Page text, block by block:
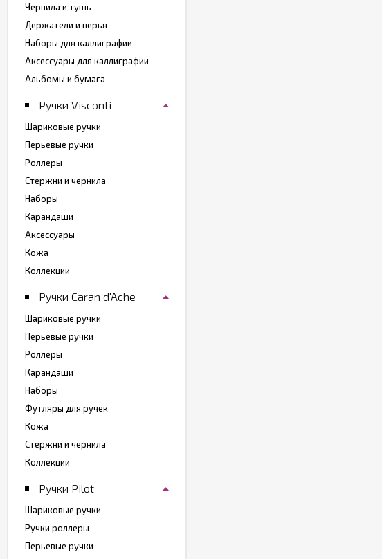
Чернила и тушь
Держатели и перья
Наборы для каллиграфии
Аксессуары для каллиграфии
Альбомы и бумага
Ручки Visconti
Шариковые ручки
Перьевые ручки
Роллеры
Стержни и чернила
Наборы
Карандаши
Аксессуары
Кожа
Коллекции
Ручки Caran d'Ache
Шариковые ручки
Перьевые ручки
Роллеры
Карандаши
Наборы
Футляры для ручек
Кожа
Стержни и чернила
Коллекции
Ручки Pilot
Шариковые ручки
Ручки роллеры
Перьевые ручки